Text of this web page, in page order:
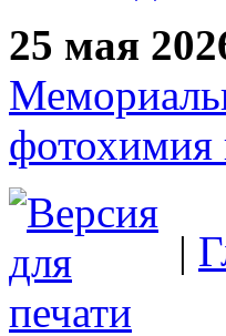
25 мая
фотохимия
|